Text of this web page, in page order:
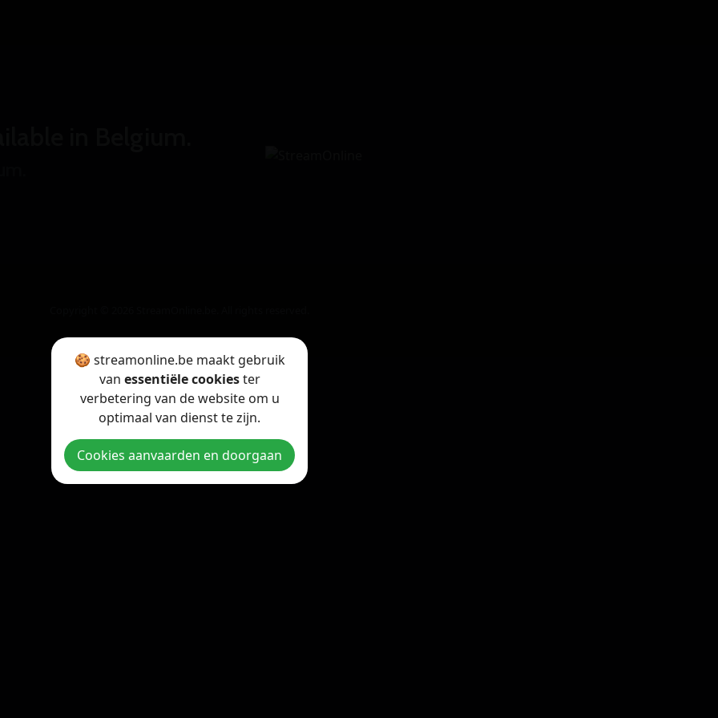
🍪 streamonline.be maakt gebruik
van essentiële cookiester
verbetering van de website om u
optimaal van dienst te zijn.
Cookies aanvaarden en doorgaan